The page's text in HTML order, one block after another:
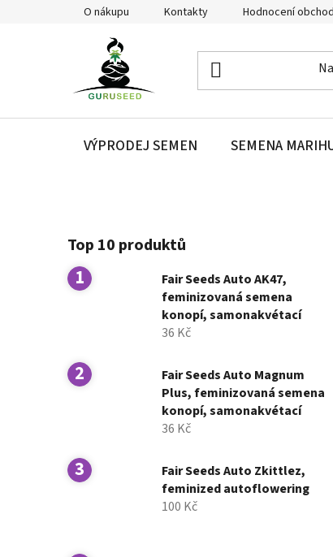
O nákupu Kontakty Hodnocení
VÝPRODEJ SEMEN SEMENA
o
s
t
n
n
n
e
Top 10 produktů
Fair Seeds Auto AK47,
feminizovaná semena
konopí, samonakvétací
36 Kč
Fair Seeds Auto Magnum
Plus, feminizovaná semena
konopí, samonakvétací
36 Kč
Fair Seeds Auto Zkittlez,
feminized autoflowering
100 Kč